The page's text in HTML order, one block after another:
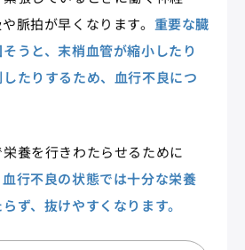
脈拍が早くなります。 重要な臓
うと、末梢血管が縮小したり
たりするため、血行不良につ
養を行きわたらせるために
血行不良の状態では十分な栄養
ず、抜けやすくなります。